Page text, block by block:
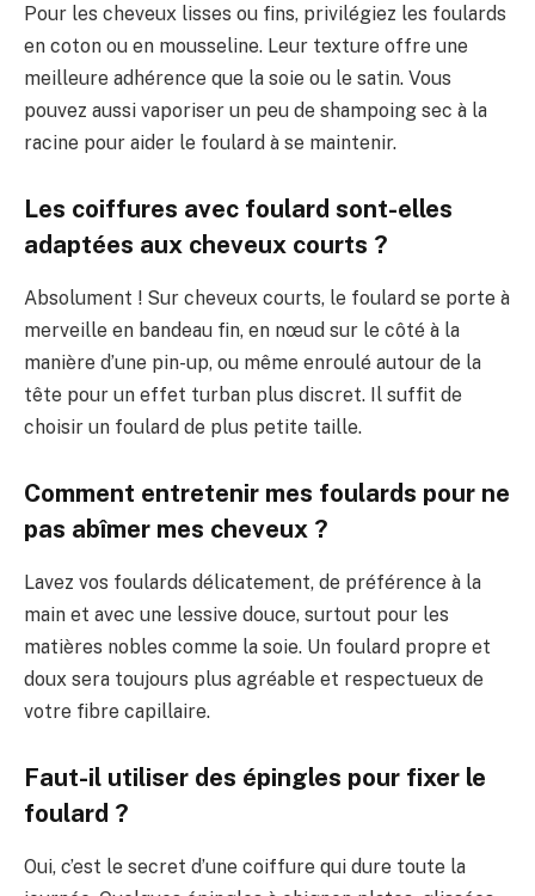
Pour les cheveux lisses ou fins, privilégiez les foulards
en coton ou en mousseline. Leur texture offre une
meilleure adhérence que la soie ou le satin. Vous
pouvez aussi vaporiser un peu de shampoing sec à la
racine pour aider le foulard à se maintenir.
Les coiffures avec foulard sont-elles
adaptées aux cheveux courts ?
Absolument ! Sur cheveux courts, le foulard se porte à
merveille en bandeau fin, en nœud sur le côté à la
manière d’une pin-up, ou même enroulé autour de la
tête pour un effet turban plus discret. Il suffit de
choisir un foulard de plus petite taille.
Comment entretenir mes foulards pour ne
pas abîmer mes cheveux ?
Lavez vos foulards délicatement, de préférence à la
main et avec une lessive douce, surtout pour les
matières nobles comme la soie. Un foulard propre et
doux sera toujours plus agréable et respectueux de
votre fibre capillaire.
Faut-il utiliser des épingles pour fixer le
foulard ?
Oui, c’est le secret d’une coiffure qui dure toute la